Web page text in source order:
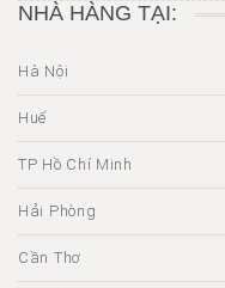
NHÀ HÀNG TẠI:
Hà Nội
Huế
TP Hồ Chí Minh
Hải Phòng
Cần Thơ